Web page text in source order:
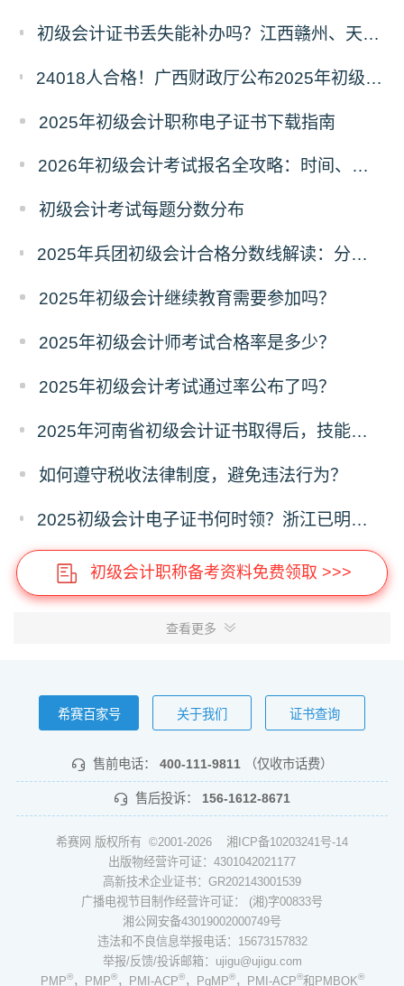
初级会计证书丢失能补办吗？江西赣州、天津等多地补办流程+材料清单
24018人合格！广西财政厅公布2025年初级会计考试合格人数，成绩查询及后续事项看这里
2025年初级会计职称电子证书下载指南
2026年初级会计考试报名全攻略：时间、条件、入口一文读懂！
初级会计考试每题分数分布
2025年兵团初级会计合格分数线解读：分数线、有效期及证书领取流程
2025年初级会计继续教育需要参加吗？
2025年初级会计师考试合格率是多少？
2025年初级会计考试通过率公布了吗？
2025年河南省初级会计证书取得后，技能提升补贴政策初级1000元
如何遵守税收法律制度，避免违法行为？
2025初级会计电子证书何时领？浙江已明确时间，下载流程提前存！
初级会计职称备考资料免费领取 >>>
查看更多
希赛百家号 关于我们 证书查询
售前电话： 400-111-9811 （仅收市话费）
售后投诉： 156-1612-8671
希赛网 版权所有 ©2001-2026 湘ICP备10203241号-14
出版物经营许可证：4301042021177
高新技术企业证书：GR202143001539
广播电视节目制作经营许可证： (湘)字00833号
湘公网安备43019002000749号
违法和不良信息举报电话：15673157832
举报/反馈/投诉邮箱：ujigu@ujigu.com
PMP®，PMP®，PMI-ACP®，PgMP®，PMI-ACP®和PMBOK®